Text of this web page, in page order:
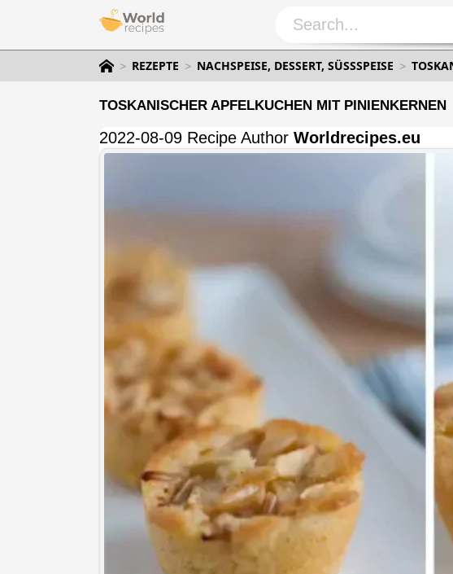
REZEPTE NACHSPEISE, DESSERT, SÜSSSPEISE
TOSKANISCHER APFELKUCHEN MIT PINIENKERNEN
2022-08-09 Recipe Author Worldrecipes.eu